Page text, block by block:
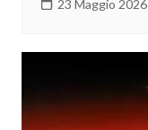
23 Maggio 2026